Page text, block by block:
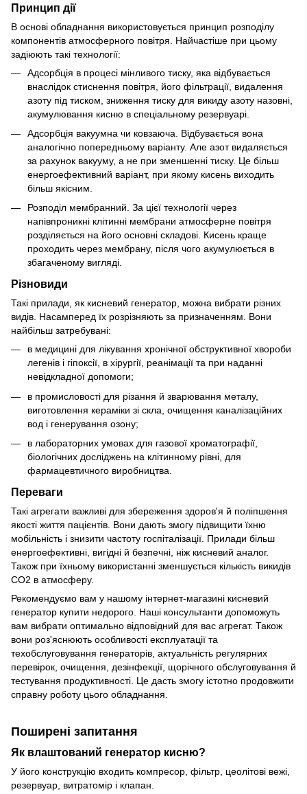
Принцип дії
В основі обладнання використовується принцип розподілу
компонентів атмосферного повітря. Найчастіше при цьому
задіюють такі технології:
Адсорбція в процесі мінливого тиску, яка відбувається
внаслідок стиснення повітря, його фільтрації, видалення
азоту під тиском, зниження тиску для викиду азоту назовні,
акумулювання кисню в спеціальному резервуарі.
Адсорбція вакуумна чи ковзаюча. Відбувається вона
аналогічно попередньому варіанту. Але азот видаляється
за рахунок вакууму, а не при зменшенні тиску. Це більш
енергоефективний варіант, при якому кисень виходить
більш якісним.
Розподіл мембранний. За цієї технології через
напівпроникні клітинні мембрани атмосферне повітря
розділяється на його основні складові. Кисень краще
проходить через мембрану, після чого акумулюється в
збагаченому вигляді.
Різновиди
Такі прилади, як кисневий генератор, можна вибрати різних
видів. Насамперед їх розрізняють за призначенням. Вони
найбільш затребувані:
в медицині для лікування хронічної обструктивної хвороби
легенів і гіпоксії, в хірургії, реанімації та при наданні
невідкладної допомоги;
в промисловості для різання й зварювання металу,
виготовлення кераміки зі скла, очищення каналізаційних
вод і генерування озону;
в лабораторних умовах для газової хроматографії,
біологічних досліджень на клітинному рівні, для
фармацевтичного виробництва.
Переваги
Такі агрегати важливі для збереження здоров'я й поліпшення
якості життя пацієнтів. Вони дають змогу підвищити їхню
мобільність і знизити частоту госпіталізації. Прилади більш
енергоефективні, вигідні й безпечні, ніж кисневий аналог.
Також при їхньому використанні зменшується кількість викидів
CO2 в атмосферу.
Рекомендуємо вам у нашому інтернет-магазині кисневий
генератор купити недорого. Наші консультанти допоможуть
вам вибрати оптимально відповідний для вас агрегат. Також
вони роз'яснюють особливості експлуатації та
техобслуговування генераторів, актуальність регулярних
перевірок, очищення, дезінфекції, щорічного обслуговування й
тестування продуктивності. Це дасть змогу істотно продовжити
справну роботу цього обладнання.
Поширені запитання
Як влаштований генератор кисню?
У його конструкцію входить компресор, фільтр, цеолітові вежі,
резервуар, витратомір і клапан.